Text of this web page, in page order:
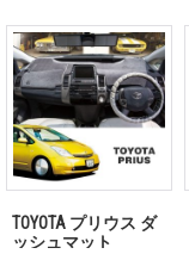
TOYOTA プリウス ダ
ッシュマット